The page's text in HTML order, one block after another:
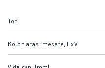
DELTA ROBOTLAR
GIDA VE TEMIZ ODA ROBOTLARI
BOYA ROBOTLARI
Ton
Kolon arası mesafe, HxV